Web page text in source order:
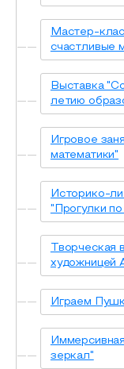
Мастер-
счастливые
Выставка
летию
Игровое
математики"
Историко-
"Прогулки
Творческая
художницей
Играем
зеркал"